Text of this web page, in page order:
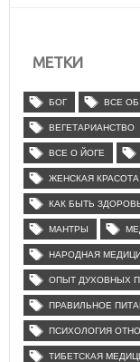
МЕТКИ
БОГ ВСЕ
ВЕГЕТАРИАНСТВО
ВСЕ О ЙОГЕ
ЖЕНСКАЯ КРАСОТА
КАК БЫТЬ
МАНТРЫ
НАРОДНАЯ
ОПЫТ ДУХОВНЫХ
ПРАВИЛЬНОЕ
ПСИХОЛОГИЯ
ТИБЕТСКАЯ